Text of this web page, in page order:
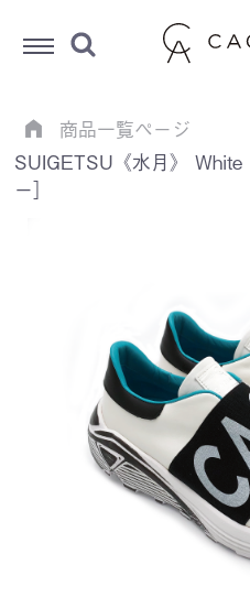
Menu
商品一覧ページ
SUIGETSU《水月》
ー］